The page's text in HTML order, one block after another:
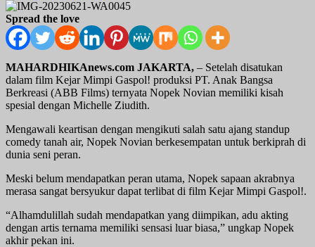
Spread the love
MAHARDHIKAnews.com JAKARTA, – Setelah disatukan
dalam film Kejar Mimpi Gaspol! produksi PT. Anak Bangsa
Berkreasi (ABB Films) ternyata Nopek Novian memiliki kisah
spesial dengan Michelle Ziudith.
Mengawali keartisan dengan mengikuti salah satu ajang standup
comedy tanah air, Nopek Novian berkesempatan untuk berkiprah di
dunia seni peran.
Meski belum mendapatkan peran utama, Nopek sapaan akrabnya
merasa sangat bersyukur dapat terlibat di film Kejar Mimpi Gaspol!.
“Alhamdulillah sudah mendapatkan yang diimpikan, adu akting
dengan artis ternama memiliki sensasi luar biasa,” ungkap Nopek
akhir pekan ini.